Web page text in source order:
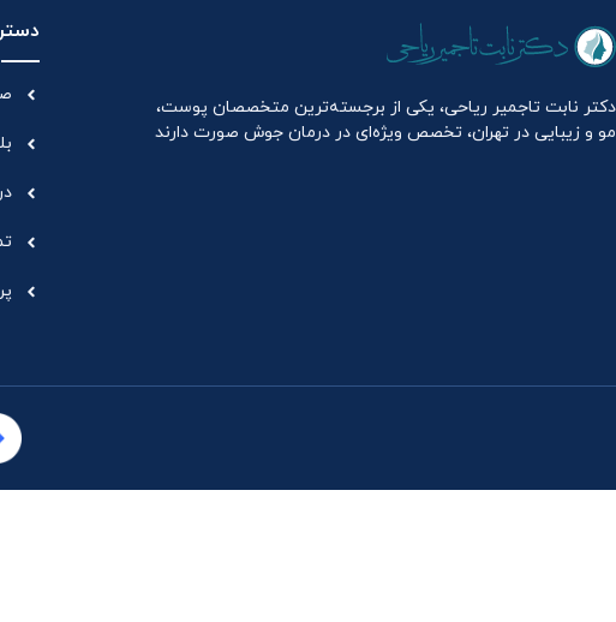
دکتر نابت تاجمیر ریاحی، یکی از برجسته‌ترین متخصصان پوست،
مو و زیبایی در تهران، تخصص ویژه‌ای در درمان جوش صورت دارند